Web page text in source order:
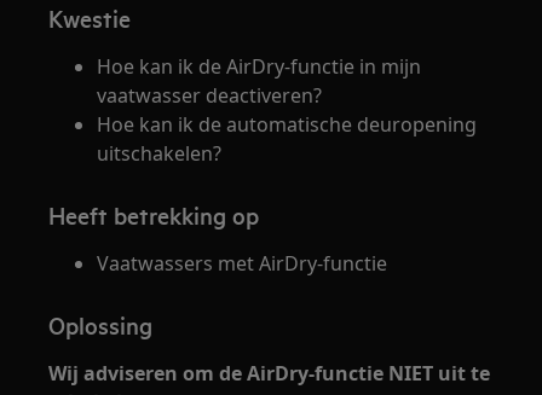
Kwestie
Hoe kan ik de AirDry-functie in mijn
vaatwasser deactiveren?
Hoe kan ik de automatische deuropening
uitschakelen?
Heeft betrekking op
Vaatwassers met AirDry-functie
Oplossing
Wij adviseren om de AirDry-functie NIET uit te